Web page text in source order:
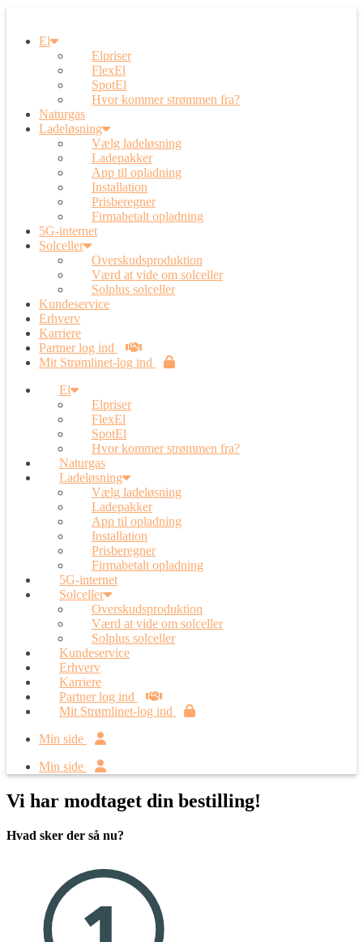
El
Elpriser
FlexEl
SpotEl
Hvor kommer strømmen fra?
Naturgas
Ladeløsning
Vælg ladeløsning
Ladepakker
App til opladning
Installation
Prisberegner
Firmabetalt opladning
5G-internet
Solceller
Overskudsproduktion
Værd at vide om solceller
Solplus solceller
Kundeservice
Erhverv
Karriere
Partner log ind
Mit Strømlinet-log ind
El
Elpriser
FlexEl
SpotEl
Hvor kommer strømmen fra?
Naturgas
Ladeløsning
Vælg ladeløsning
Ladepakker
App til opladning
Installation
Prisberegner
Firmabetalt opladning
5G-internet
Solceller
Overskudsproduktion
Værd at vide om solceller
Solplus solceller
Kundeservice
Erhverv
Karriere
Partner log ind
Mit Strømlinet-log ind
Min side
Min side
Vi har modtaget din bestilling!
Hvad sker der så nu?